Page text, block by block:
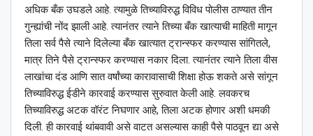
अधिक बँक उघडले आहे. त्यामुळे तिच्याविरुद्ध विविध पोलीस ठाण्यात तीन
गुन्ह्यांची नोंद झाली आहे. त्यानंतर त्याने तिच्या बँक खात्याची माहिती मागून
तिला सर्व पैसे त्याने दिलेल्या बँक खात्यात ट्रान्स्फर करण्यास सांगितले,
मात्र तिने पैसे ट्रान्स्फर करण्यास नकार दिला. त्यानंतर त्याने तिला वीस
लाखांचा दंड आणि सात वर्षांच्या कारावासाची शिक्षा होऊ शकते असे सांगून
तिच्याविरुद्ध ईडीने कारवाई करण्यास सुरुवात केली आहे. लवकरच
तिच्याविरुद्ध अटक वॉरंट निघणार आहे, तिला अटक होणार अशी धमकी
दिली. ही कारवाई थांबवावी असे वाटत असल्यास काही पैसे पाठवून द्या असे